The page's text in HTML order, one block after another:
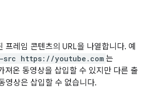
프레임 콘텐츠의 URL을 나열합니다. 예
https://youtube.com 는
져온 동영상을 삽입할 수 있지만 다른 출
영상은 삽입할 수 없습니다.